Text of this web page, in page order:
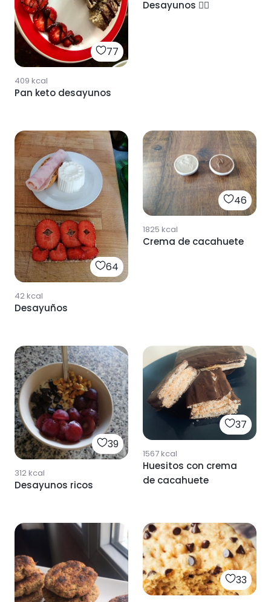
77
409 kcal
Pan keto desayunos
Desayunos 👌🏼
64
42kcal
Desayuños
46
1825 kcal
Crema de cacahuete
39
312kcal
Desayunos ricos
37
1567kcal
Huesitos con crema
de cacahuete
33